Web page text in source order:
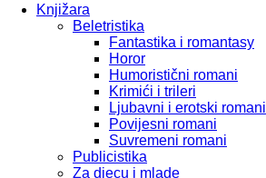
Knjižara
Beletristika
Fantastika i romantasy
Horor
Humoristični romani
Krimići i trileri
Ljubavni i erotski romani
Povijesni romani
Suvremeni romani
Publicistika
Za djecu i mlade